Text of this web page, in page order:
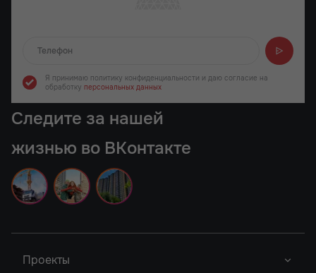
Я принимаю политику конфиденциальности и даю согласие на
обработку персональных данных
Следите за нашей
жизнью во ВКонтакте
Проекты